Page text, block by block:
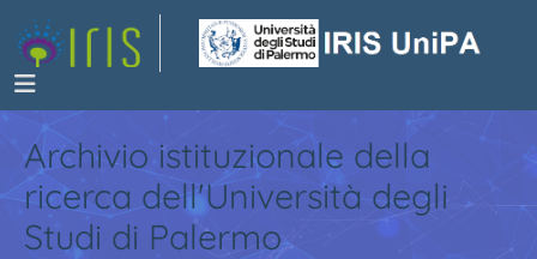
Archivio istituzionale della
ricerca dell'Università degli
Studi di Palermo